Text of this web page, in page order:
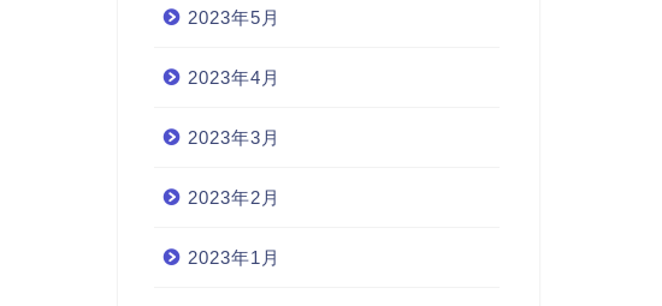
2023年5月
2023年4月
2023年3月
2023年2月
2023年1月